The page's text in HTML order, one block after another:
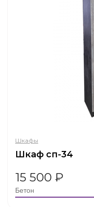
Шкафы
Шкаф сп-34
15 500 ₽